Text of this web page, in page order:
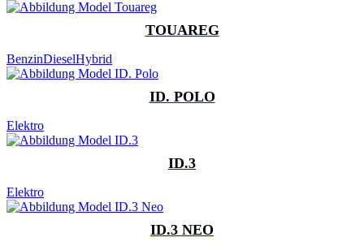
TOUAREG
BenzinDieselHybrid
ID. POLO
Elektro
ID.3
Elektro
ID.3 NEO